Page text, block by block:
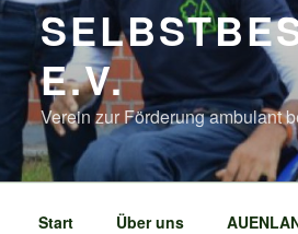
E.V.
Verein zur Förderung ambulant
Start Über uns